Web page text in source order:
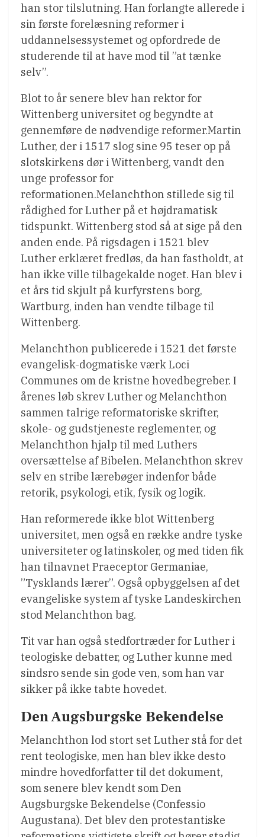
han stor tilslutning. Han forlangte allerede i
sin første forelæsning reformer i
uddannelsessystemet og opfordrede de
studerende til at have mod til ”at tænke
selv”.
Blot to år senere blev han rektor for
Wittenberg universitet og begyndte at
gennemføre de nødvendige reformer.Martin
Luther, der i 1517 slog sine 95 teser op på
slotskirkens dør i Wittenberg, vandt den
unge professor for
reformationen.Melanchthon stillede sig til
rådighed for Luther på et højdramatisk
tidspunkt. Wittenberg stod så at sige på den
anden ende. På rigsdagen i 1521 blev
Luther erklæret fredløs, da han fastholdt, at
han ikke ville tilbagekalde noget. Han blev i
et års tid skjult på kurfyrstens borg,
Wartburg, inden han vendte tilbage til
Wittenberg.
Melanchthon publicerede i 1521 det første
evangelisk-dogmatiske værk Loci
Communes om de kristne hovedbegreber. I
årenes løb skrev Luther og Melanchthon
sammen talrige reformatoriske skrifter,
skole- og gudstjeneste reglementer, og
Melanchthon hjalp til med Luthers
oversættelse af Bibelen. Melanchthon skrev
selv en stribe lærebøger indenfor både
retorik, psykologi, etik, fysik og logik.
Han reformerede ikke blot Wittenberg
universitet, men også en række andre tyske
universiteter og latinskoler, og med tiden fik
han tilnavnet Praeceptor Germaniae,
”Tysklands lærer”. Også opbyggelsen af det
evangeliske system af tyske Landeskirchen
stod Melanchthon bag.
Tit var han også stedfortræder for Luther i
teologiske debatter, og Luther kunne med
sindsro sende sin gode ven, som han var
sikker på ikke tabte hovedet.
Den Augsburgske Bekendelse
Melanchthon lod stort set Luther stå for det
rent teologiske, men han blev ikke desto
mindre hovedforfatter til det dokument,
som senere blev kendt som Den
Augsburgske Bekendelse (Confessio
Augustana). Det blev den protestantiske